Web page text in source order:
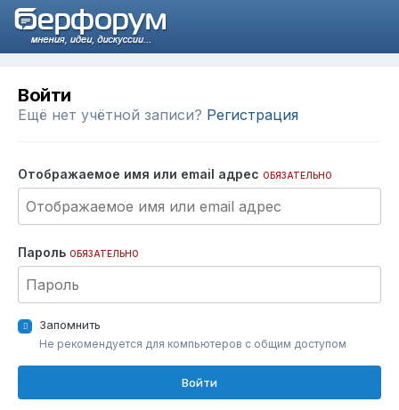
Войти
Ещё нет учётной записи? Регистрация
Отображаемое имя или email адрес ОБЯЗАТЕЛЬНО
Пароль ОБЯЗАТЕЛЬНО
Запомнить
Не рекомендуется для компьютеров с общим доступом
Войти